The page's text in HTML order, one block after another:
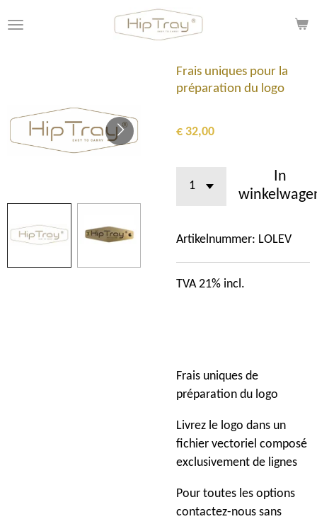
direct
Frais uniques pour la
préparation du logo
€ 32,00
In
Artikelnummer: LOLEV
TVA 21% incl.
Frais uniques de
préparation du logo
Livrez le logo dans un
fichier vectoriel composé
exclusivement de lignes
Pour toutes les options
contactez-nous sans